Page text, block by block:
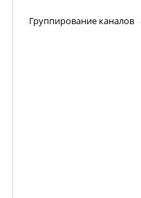
Группирование каналов